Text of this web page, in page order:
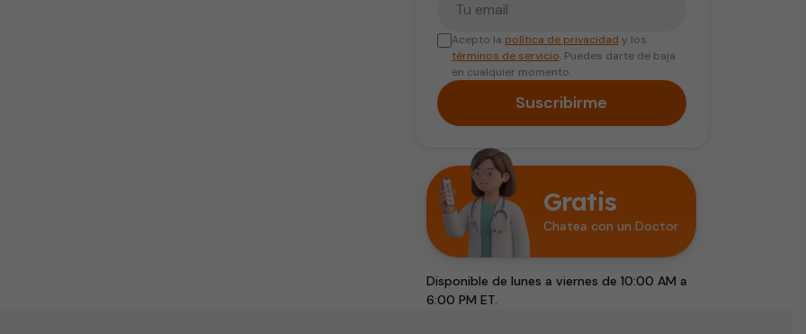
Acepto la política de privacidad y los
términos de servicio. Puedes darte de baja
en cualquier momento.
Suscribirme
Gratis
Chatea con un Doctor
Disponible de lunes a viernes de 10:00 AM a
6:00 PM ET.